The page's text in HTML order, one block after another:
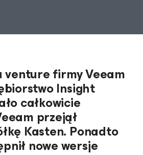
venture firmy Veeam
Insight
całkowicie
przejął
Kasten. Ponadto
nowe wersje